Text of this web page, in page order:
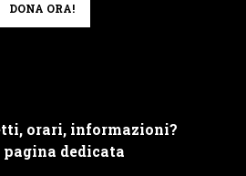
DONA ORA!
orari, informazioni?
pagina dedicata